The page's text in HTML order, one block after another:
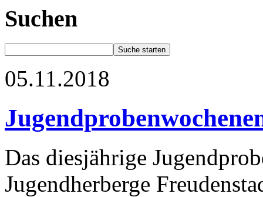
Suchen
05.11.2018
Das diesjährige
Jugendherberge